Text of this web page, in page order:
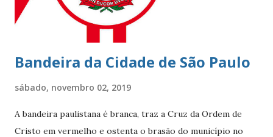
Marselha fundando a empresa ‘Navegação Aliança’ com a
finalidade de explor...
Bandeira da Cidade de São Paulo
sábado, novembro 02, 2019
A bandeira paulistana é branca, traz a Cruz da Ordem de
Cristo em vermelho e ostenta o brasão do município no